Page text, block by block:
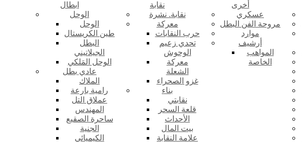
ابطال
الوحل
الوحل
طين الكريستال
البطل
الجيلاتيني
الوحل المَلكي
عادي بطل
الملاك
رامية بارعة
عملاق التل
المهندس
ساحرة الصقيع
الجنية
الكيميائي
نقابة
نقابة. نشرة
معركة
حرب النقابات
تحدي زعيم
الوحوش
معركة
الشعلة
غزو الصحراء
بناء
نقابتي
قلعة السحر
الأحداث
بيت المال
علامة النقابة
أخرى
عسكري
مروحة الفن البطل
موارد
أرشيف
المواهب
الخاصة